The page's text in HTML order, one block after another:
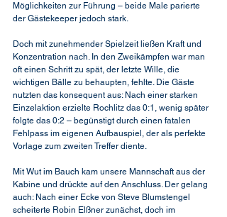
Möglichkeiten zur Führung – beide Male parierte
der Gästekeeper jedoch stark.
Doch mit zunehmender Spielzeit ließen Kraft und
Konzentration nach. In den Zweikämpfen war man
oft einen Schritt zu spät, der letzte Wille, die
wichtigen Bälle zu behaupten, fehlte. Die Gäste
nutzten das konsequent aus: Nach einer starken
Einzelaktion erzielte Rochlitz das 0:1, wenig später
folgte das 0:2 – begünstigt durch einen fatalen
Fehlpass im eigenen Aufbauspiel, der als perfekte
Vorlage zum zweiten Treffer diente.
Mit Wut im Bauch kam unsere Mannschaft aus der
Kabine und drückte auf den Anschluss. Der gelang
auch: Nach einer Ecke von Steve Blumstengel
scheiterte Robin Elßner zunächst, doch im